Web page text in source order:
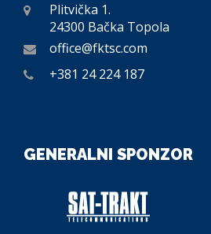
Plitvička 1.
24300 Bačka Topola
office@fktsc.com
+381 24 224 187
GENERALNI SPONZOR